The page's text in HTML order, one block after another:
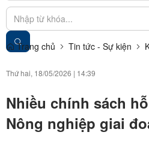
Trang chủ Tin tức - Sự kiện
Thứ hai, 18/05/2026 | 14:39
Nhiều chính sách
Nông nghiệp giai